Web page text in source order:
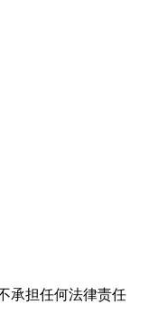
承担任何法律责任